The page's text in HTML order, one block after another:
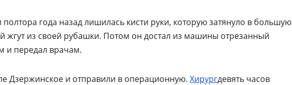
года назад лишилась кисти руки, которую затянуло в большую
жгут из своей рубашки. Потом он достал из машины отрезанный
и передал врачам.
Дзержинское и отправили в операционную. Хирургдевять часов